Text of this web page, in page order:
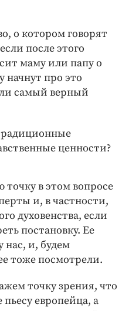
о котором говорят
после этого
маму или папу о
начнут про это
ли самый верный
ценности?
в этом вопросе
и, в частности,
духовенства, если
постановку. Ее
нас, и, будем
тоже посмотрели.
точку зрения, что
европейца, а